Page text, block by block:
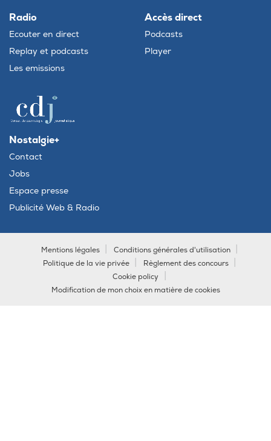
Radio
Ecouter en direct
Replay et podcasts
Les emissions
Accès direct
Podcasts
Player
Nostalgie+
Contact
Jobs
Espace presse
Publicité Web & Radio
Mentions légales
Conditions générales d'utilisation
Politique de la vie privée
Règlement des concours
Cookie policy
Modification de mon choix en matière de cookies